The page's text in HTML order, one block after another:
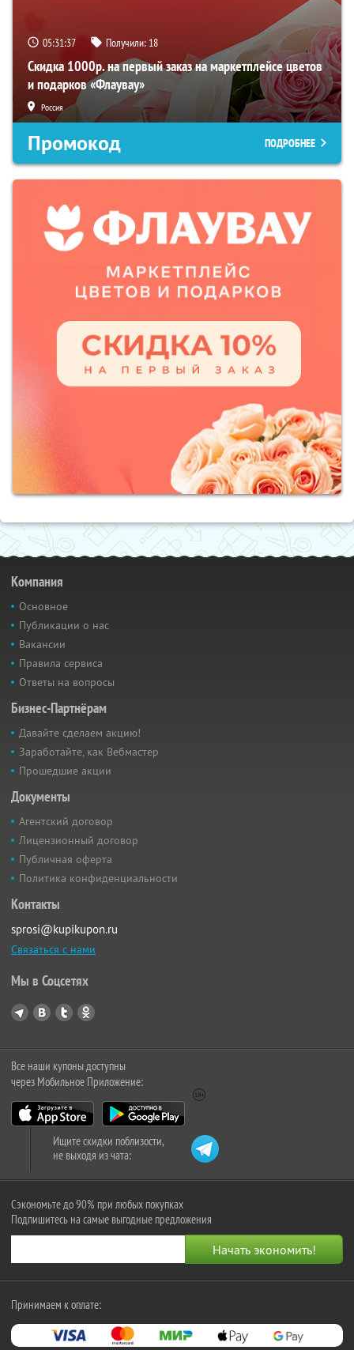
05:31:36 Получили: 18
Скидка 1000р. на первый заказ на маркетплейсе цветов
и подарков «Флаувау»
Россия
Промокод ПОДРОБНЕЕ
Компания
Основное
Публикации о нас
Вакансии
Правила сервиса
Ответы на вопросы
Бизнес-Партнёрам
Давайте сделаем акцию!
Заработайте, как Вебмастер
Прошедшие акции
Документы
Агентский договор
Лицензионный договор
Публичная оферта
Политика конфиденциальности
Контакты
sprosi@kupikupon.ru
Связаться с нами
Мы в Соцсетях
Все наши купоны доступны
через Мобильное Приложение:
Ищите скидки поблизости,
не выходя из чата:
Сэкономьте до 90% при любых покупках
Подпишитесь на самые выгодные предложения
Принимаем к оплате: